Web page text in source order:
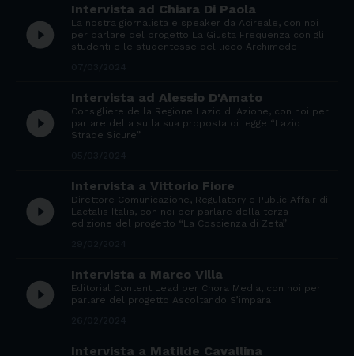
play_circle_filled
Intervista ad Chiara Di Paola
La nostra giornalista e speaker da Acireale, con noi
per parlare del progetto La Giusta Frequenza con gli
studenti e le studentesse del liceo Archimede
play_circle_filled
Intervista ad Alessio D'Amato
Consigliere della Regione Lazio di Azione, con noi per
parlare della sulla sua proposta di legge “Lazio
Strade Sicure”
play_circle_filled
Intervista a Vittorio Fiore
Direttore Comunicazione, Regulatory e Public Affair di
Lactalis Italia, con noi per parlare della terza
edizione del progetto “La Coscienza di Zeta”
play_circle_filled
Intervista a Marco Villa
Editorial Content Lead per Chora Media, con noi per
parlare del progetto Ascoltando S’impara
Intervista a Matilde Cavallina